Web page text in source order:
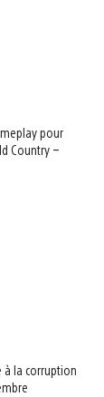
pour
Country –
à la corruption